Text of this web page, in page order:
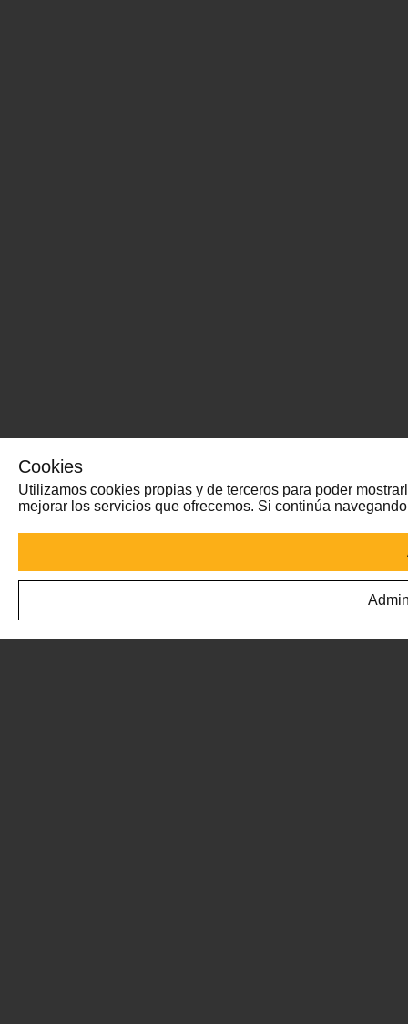
Cookies
Utilizamos cookies propias y de terceros para poder
mejorar los servicios que ofrecemos. Si continúa